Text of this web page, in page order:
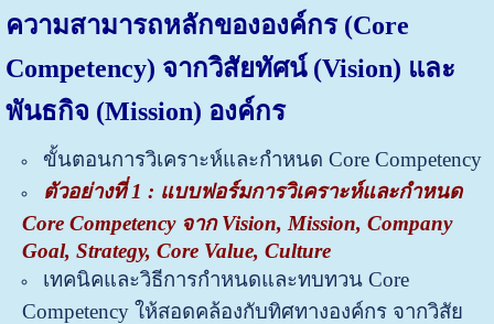
ความสามารถหลักขององค์กร (Core
Competency) จากวิสัยทัศน์ (Vision) และ
พันธกิจ (Mission) องค์กร
ขั้นตอนการวิเคราะห์และกำหนด Core Competency
ตัวอย่างที่ 1 : แบบฟอร์มการวิเคราะห์และกำหนด
Core Competency จาก Vision, Mission, Company
Goal, Strategy, Core Value, Culture
เทคนิคและวิธีการกำหนดและทบทวน Core
Competency ให้สอดคล้องกับทิศทางองค์กร จากวิสัย